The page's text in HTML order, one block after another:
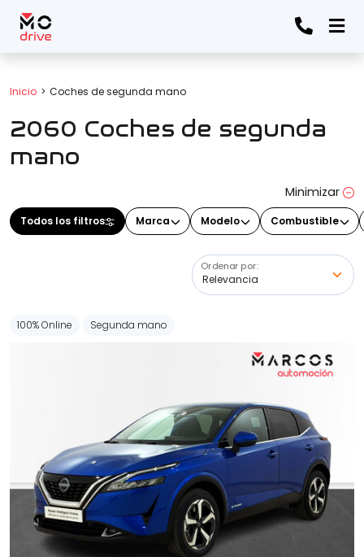
Inicio Coches de segunda mano
2060 Coches de segunda
mano
Minimizar
Todos los filtros Marca Modelo Combustible
Ordenar por:
Todos los filtros
Marca
Modelo
(Elige uno o varios modelos)
Cuota
Año
100% Online Segunda mano